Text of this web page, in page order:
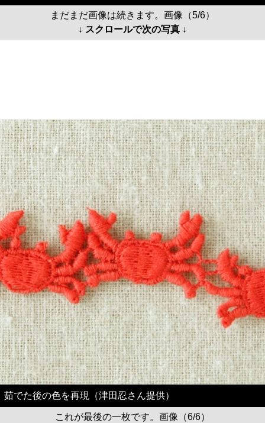
まだまだ画像は続きます。画像（5/6）
↓ スクロールで次の写真 ↓
茹でた後の色を再現（津田忍さん提供）
これが最後の一枚です。画像（6/6）